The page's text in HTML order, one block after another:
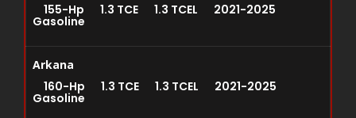
155-Hp 1.3 TCE 1.3 TCEL 2021-2025
Gasoline
Arkana
160-Hp 1.3 TCE 1.3 TCEL 2021-2025
Gasoline